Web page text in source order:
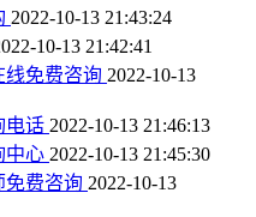
2022-10-13 21:43:24
10-13 21:42:41
免费咨询 2022-10-13
电话 2022-10-13 21:46:13
中心 2022-10-13 21:45:30
免费咨询 2022-10-13